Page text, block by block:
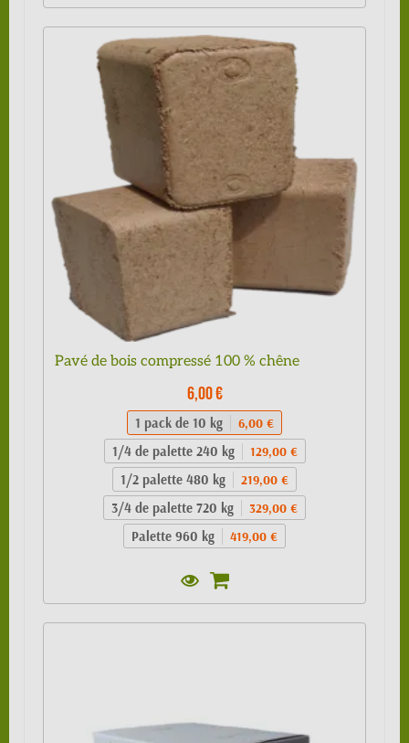
Pavé de bois compressé 100 % chêne
6,00 €
1 pack de 10 kg 6,00 €
1/4 de palette 240 kg 129,00 €
1/2 palette 480 kg 219,00 €
3/4 de palette 720 kg 329,00 €
Palette 960 kg 419,00 €